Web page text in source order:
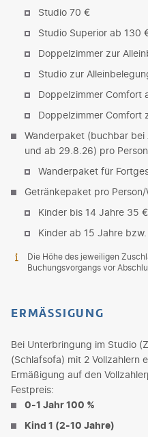
Studio 70 €
Studio Superior ab 130
Doppelzimmer zur
Studio zur
Doppelzimmer Comfort
Doppelzimmer Comfort
Wanderpaket (buchbar bei
und ab 29.8.26) pro Person
Wanderpaket für
Getränkepaket pro Person/
Kinder bis 14 Jahre 35 €
Kinder ab 15 Jahre
Die Höhe des jeweiligen
Buchungsvorgangs vor
ERMÄSSIGUNG
Bei Unterbringung im Studio
(Schlafsofa) mit 2 Vollzahlern
Ermäßigung auf den
Festpreis:
0-1 Jahr 100 %
Kind 1 (2-10 Jahre)